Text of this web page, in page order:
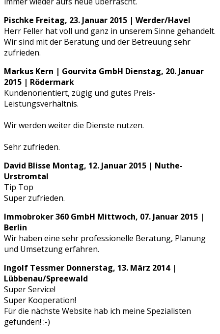
Pischke Freitag, 23. Januar 2015 | Werder/Havel
Herr Feller hat voll und ganz in unserem Sinne gehandelt.
Wir sind mit der Beratung und der Betreuung sehr
zufrieden.
Markus Kern | Gourvita GmbH Dienstag, 20. Januar
2015 | Rödermark
Kundenorientiert, zügig und gutes Preis-
Leistungsverhältnis.
Wir werden weiter die Dienste nutzen.
Sehr zufrieden.
David Blisse Montag, 12. Januar 2015 | Nuthe-
Urstromtal
Tip Top
Super zufrieden.
Immobroker 360 GmbH Mittwoch, 07. Januar 2015 |
Berlin
Wir haben eine sehr professionelle Beratung, Planung
und Umsetzung erfahren.
Ingolf Tessmer Donnerstag, 13. März 2014 |
Lübbenau/Spreewald
Super Service!
Super Kooperation!
Für die nächste Website hab ich meine Spezialisten
gefunden! :-)